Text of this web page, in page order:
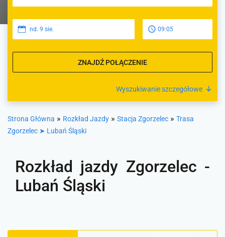
nd. 9 sie. 09:05
ZNAJDŹ POŁĄCZENIE
Wyszukiwanie szczegółowe
Strona Główna » Rozkład Jazdy » Stacja Zgorzelec » Trasa
Zgorzelec ➤ Lubań Śląski
Rozkład jazdy Zgorzelec -
Lubań Śląski